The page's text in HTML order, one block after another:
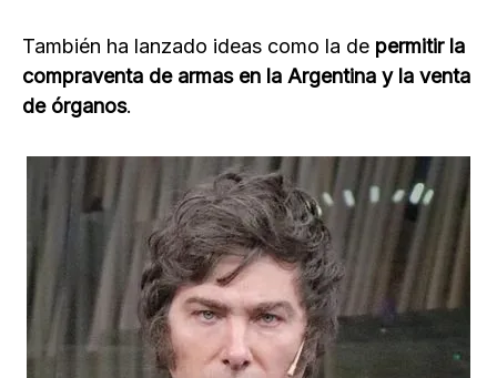
También ha lanzado ideas como la de permitir la
compraventa de armas en la Argentina y la venta
de órganos.